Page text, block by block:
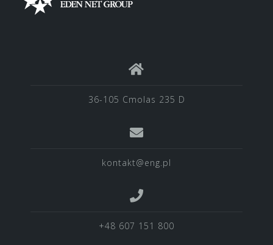
36-105 Cmolas 235 D
kontakt@eng.pl
+48 607 151 800